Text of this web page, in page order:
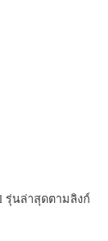
รุ่นล่าสุดตามลิงก์